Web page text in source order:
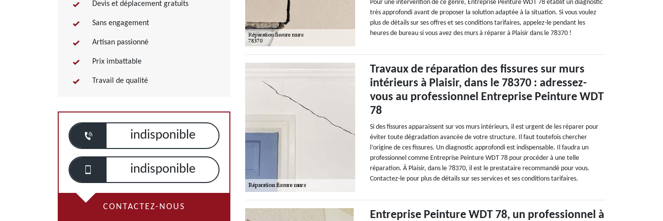
Devis et déplacement gratuits
Sans engagement
Artisan passionné
Prix imbattable
Travail de qualité
indisponible
indisponible
CONTACTEZ-NOUS
Pour une intervention de ce genre, Entreprise Peinture WDT 78 établit un diagnostic
très approfondi avant de proposer la solution adaptée à la situation. Si vous voulez
plus de détails sur ses offres et ses conditions tarifaires, appelez-le pendant les
heures de bureau si vous avez des murs à réparer à Plaisir dans le 78370 !
Travaux de réparation des fissures sur murs
intérieurs à Plaisir, dans le 78370 : adressez-
vous au professionnel Entreprise Peinture WDT
78
Si des fissures apparaissent sur vos murs intérieurs, il est urgent de les réparer pour
éviter toute dégradation avancée de votre structure. Il faut toutefois chercher
l’origine de ces fissures. Un diagnostic approfondi est indispensable. Il faudra un
professionnel comme Entreprise Peinture WDT 78 pour procéder à une telle
réparation. À Plaisir, dans le 78370, il est le prestataire recommandé pour vous.
Contactez-le pour plus de détails sur ses services et ses conditions tarifaires.
Entreprise Peinture WDT 78, un professionnel à